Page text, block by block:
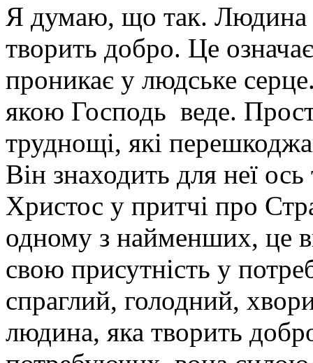
Я думаю, що так. Людина
творить добро. Це
проникає у людське
якою Господь веде.
труднощі, які
Він знаходить для неї
Христос у притчі про
одному з найменших, це
свою присутність у
спраглий, голодний,
людина, яка творить